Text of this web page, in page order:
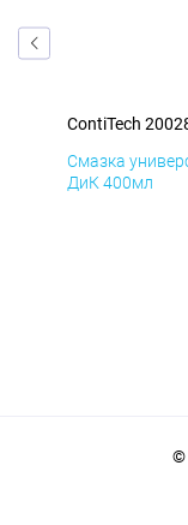
ContiTech
Смазка
ДиК 400мл
©